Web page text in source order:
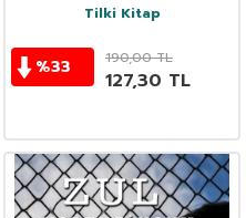
Tilki Kitap
%33 190,00TL
127,30 TL